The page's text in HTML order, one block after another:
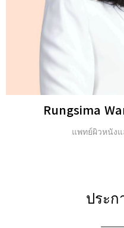
ปริญญาตรี และ Fellow
ประ